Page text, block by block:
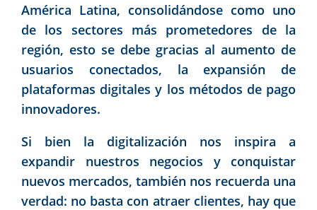
América Latina, consolidándose como uno
de los sectores más prometedores de la
región, esto se debe gracias al aumento de
usuarios conectados, la expansión de
plataformas digitales y los métodos de pago
innovadores.
Si bien la digitalización nos inspira a
expandir nuestros negocios y conquistar
nuevos mercados, también nos recuerda una
verdad: no basta con atraer clientes, hay que